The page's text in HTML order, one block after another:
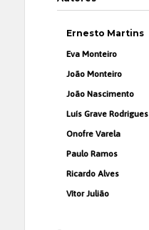
Ernesto Martins
Eva Monteiro
João Monteiro
João Nascimento
Luís Grave Rodrigues
Onofre Varela
Paulo Ramos
Ricardo Alves
Vítor Julião